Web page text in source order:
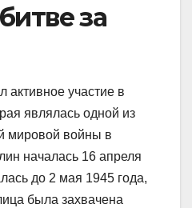
за
активное участие в
являлась одной из
мировой войны в
началась 16 апреля
до 2 мая 1945 года,
была захвачена